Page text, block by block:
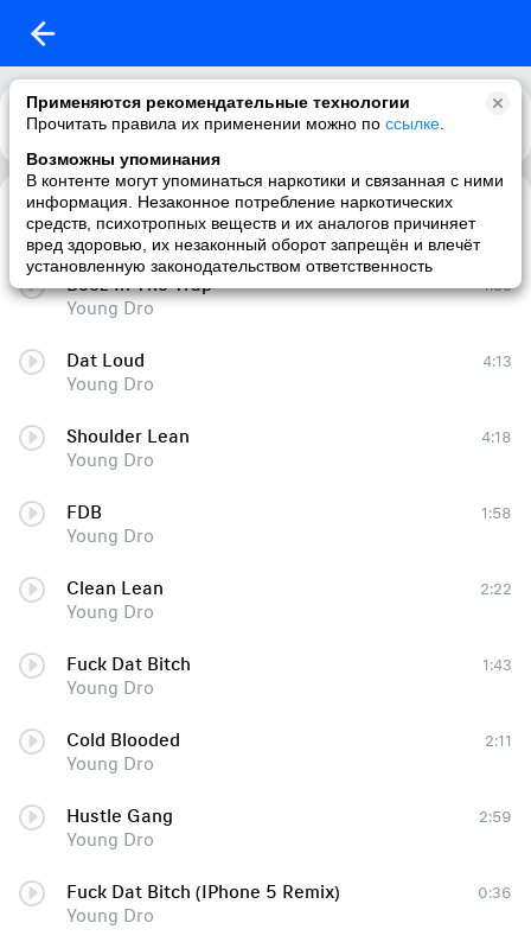
Применяются рекомендательные технологии
Прочитать правила их применении можно по ссылке
Возможны упоминания
В контенте могут упоминаться наркотики и связанная с ними
информация. Незаконное потребление наркотических
средств, психотропных веществ и их аналогов причиняет
вред здоровью, их незаконный оборот запрещён и влечёт
установленную законодательством ответственность
Каталог Рекомендации
F. D. B (BassBoosted by JBONE)
Young Dro
Beez In The Trap
Young Dro
1:55
Dat Loud
Young Dro
4:13
Shoulder Lean
Young Dro
4:18
FDB
Young Dro
1:58
Clean Lean
Young Dro
2:22
Fuck Dat Bitch
Young Dro
1:43
Cold Blooded
Young Dro
2:11
Hustle Gang
Young Dro
2:59
Fuck Dat Bitch (IPhone 5 Remix)
Young Dro
0:36